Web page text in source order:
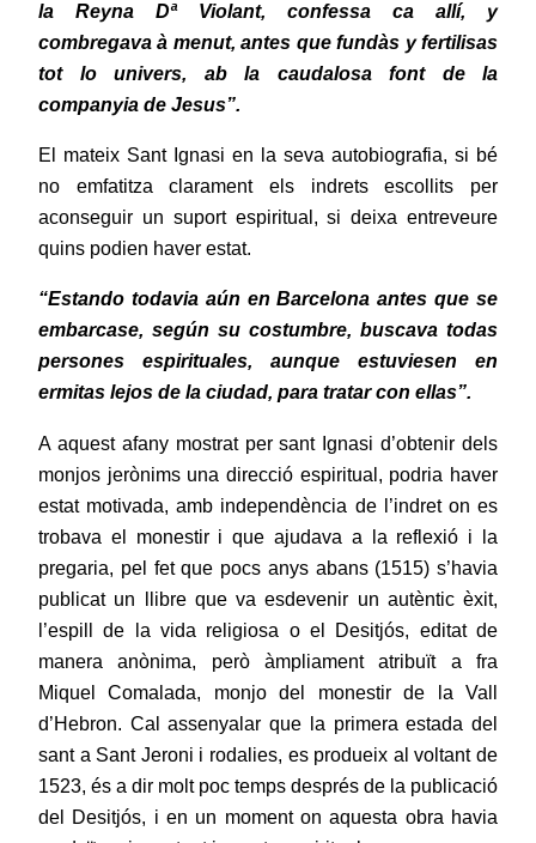
la Reyna Dª Violant, confessa ca allí, y
combregava à menut, antes que fundàs y fertilisas
tot lo univers, ab la caudalosa font de la
companyia de Jesus”.
El mateix Sant Ignasi en la seva autobiografia, si bé
no emfatitza clarament els indrets escollits per
aconseguir un suport espiritual, si deixa entreveure
quins podien haver estat.
“Estando todavia aún en Barcelona antes que se
embarcase, según su costumbre, buscava todas
persones espirituales, aunque estuviesen en
ermitas lejos de la ciudad, para tratar con ellas”.
A aquest afany mostrat per sant Ignasi d’obtenir dels
monjos jerònims una direcció espiritual, podria haver
estat motivada, amb independència de l’indret on es
trobava el monestir i que ajudava a la reflexió i la
pregaria, pel fet que pocs anys abans (1515) s’havia
publicat un llibre que va esdevenir un autèntic èxit,
l’espill de la vida religiosa o el Desitjós, editat de
manera anònima, però àmpliament atribuït a fra
Miquel Comalada,
monjo del monestir de la Vall
d’Hebron. Cal assenyalar que la primera estada del
sant a Sant Jeroni i rodalies, es produeix al voltant de
1523, és a dir molt poc temps després de la publicació
del Desitjós, i en un moment on aquesta obra havia